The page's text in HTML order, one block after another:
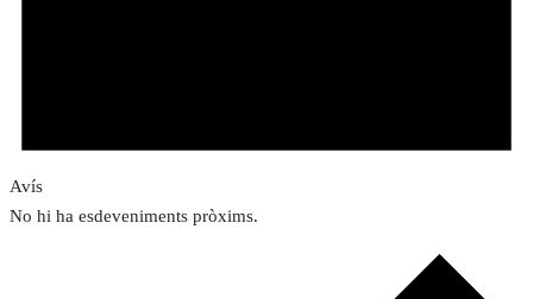
Avís
No hi ha esdeveniments pròxims.